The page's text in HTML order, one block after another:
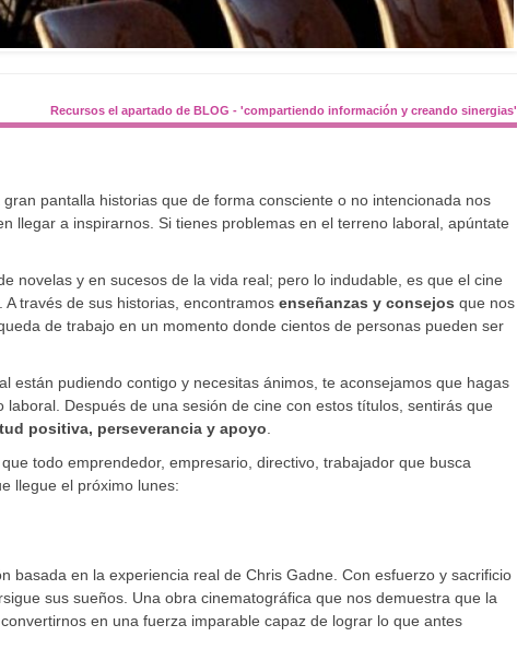
Recursos el apartado de BLOG - 'compartiendo información y creando sinergias'
pantalla historias que de forma consciente o no intencionada nos
llegar a inspirarnos. Si tienes problemas en el terreno laboral, apúntate
novelas y en sucesos de la vida real; pero lo indudable, es que el cine
través de sus historias, encontramos enseñanzas y consejos que nos
de trabajo en un momento donde cientos de personas pueden ser
están pudiendo contigo y necesitas ánimos, te aconsejamos que hagas
Después de una sesión de cine con estos títulos, sentirás que
positiva, perseverancia y apoyo.
que todo emprendedor, empresario, directivo, trabajador que busca
llegue el próximo lunes:
basada en la experiencia real de Chris Gadne. Con esfuerzo y sacrificio
sus sueños. Una obra cinematográfica que nos demuestra que la
en una fuerza imparable capaz de lograr lo que antes